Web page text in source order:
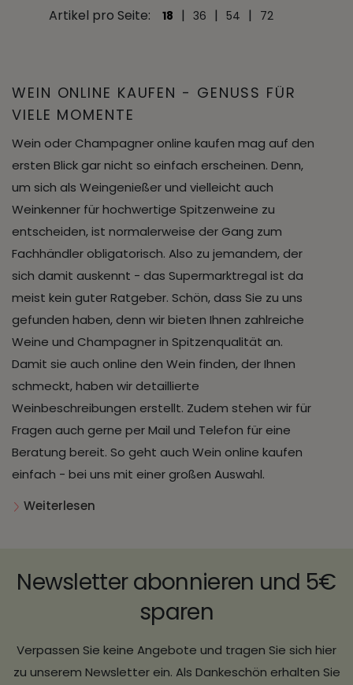
Artikel pro Seite: 18 | 36 | 54 | 72
WEIN ONLINE KAUFEN - GENUSS FÜR
VIELE MOMENTE
Wein oder Champagner online kaufen mag auf den
ersten Blick gar nicht so einfach erscheinen. Denn,
um sich als Weingenießer und vielleicht auch
Weinkenner für hochwertige Spitzenweine zu
entscheiden, ist normalerweise der Gang zum
Fachhändler obligatorisch. Also zu jemandem, der
sich damit auskennt - das Supermarktregal ist da
meist kein guter Ratgeber. Schön, dass Sie zu uns
gefunden haben, denn wir bieten Ihnen zahlreiche
Weine und Champagner in Spitzenqualität an.
Damit sie auch online den Wein finden, der Ihnen
schmeckt, haben wir detaillierte
Weinbeschreibungen erstellt. Zudem stehen wir für
Fragen auch gerne per Mail und Telefon für eine
Beratung bereit. So geht auch Wein online kaufen
einfach - bei uns mit einer großen Auswahl.
Weiterlesen
Newsletter abonnieren und 5€
sparen
Verpassen Sie keine Angebote und tragen Sie sich hier
zu unserem Newsletter ein. Als Dankeschön erhalten Sie